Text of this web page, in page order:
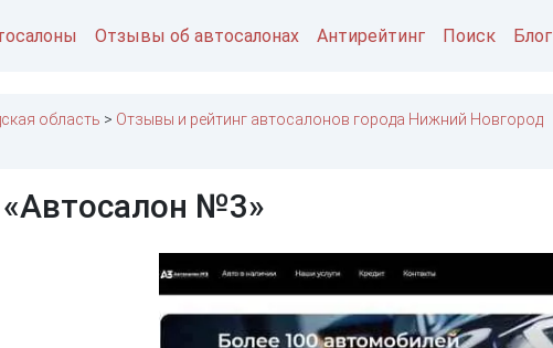
Отзывы об автосалонах Антирейтинг Поиск Блог
область
Отзывы и рейтинг автосалонов города Нижний Новгород
№3»